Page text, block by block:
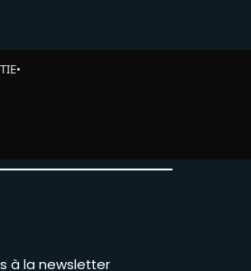
•
à la newsletter